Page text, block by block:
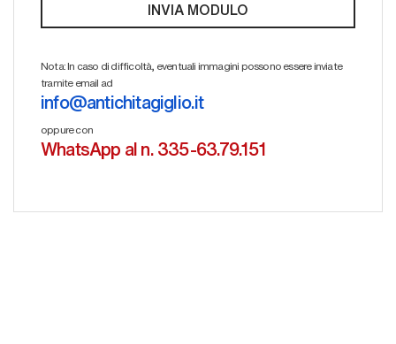
Nota: In caso di difficoltà, eventuali immagini possono essere inviate
tramite email ad
info@antichitagiglio.it
oppure con
WhatsApp al n. 335-63.79.151